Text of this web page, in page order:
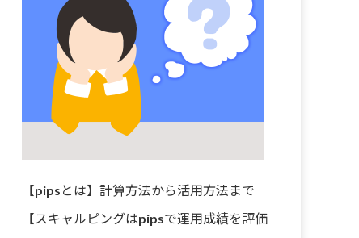
【pipsとは】計算方法から活用方法まで
【スキャルピングはpipsで運用成績を評価